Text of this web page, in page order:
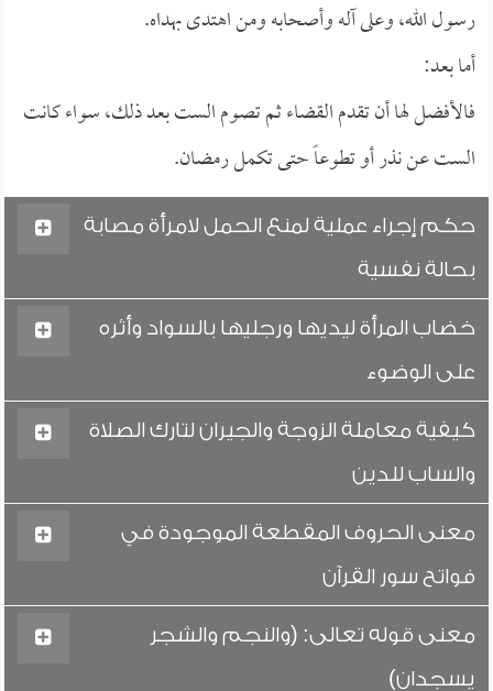
رسول الله، وعلى آله وأصحابه ومن اهتدى بهداه.
أما بعد:
فالأفضل لها أن تقدم القضاء ثم تصوم الست بعد ذلك، سواء كانت
الست عن نذر أو تطوعاً حتى تكمل رمضان.
حكم إجراء عملية لمنع الحمل لامرأة مصابة
بحالة نفسية
خضاب المرأة ليديها ورجليها بالسواد وأثره
على الوضوء
كيفية معاملة الزوجة والجيران لتارك الصلاة
والساب للدين
معنى الحروف المقطعة الموجودة في
فواتح سور القرآن
معنى قوله تعالى: (والنجم والشجر
يسجدان)